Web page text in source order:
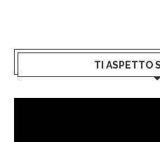
TI ASPETTO